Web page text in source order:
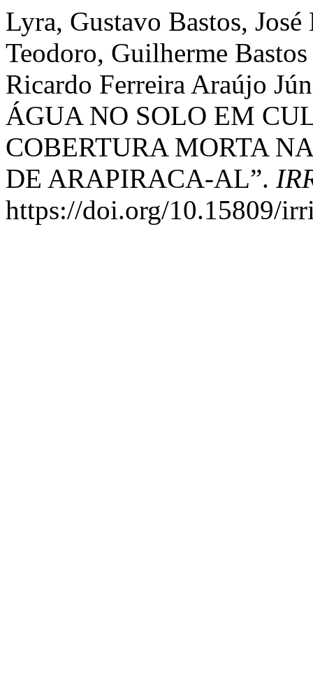
Lyra, Gustavo Bastos,
Teodoro, Guilherme
Ricardo Ferreira Araújo
ÁGUA NO SOLO EM
COBERTURA MORTA
DE ARAPIRACA-AL”.
https://doi.org/10.15809/